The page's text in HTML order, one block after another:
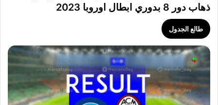
ذهاب دور 8 بدوري ابطال اوروبا 2023
طالع الجدول